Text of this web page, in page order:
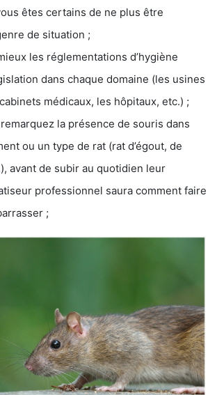
êtes certains de ne plus être
de situation ;
les réglementations d’hygiène
dans chaque domaine (les usines
médicaux, les hôpitaux, etc.) ;
la présence de souris dans
ou un type de rat (rat d’égout, de
avant de subir au quotidien leur
professionnel saura comment faire
;